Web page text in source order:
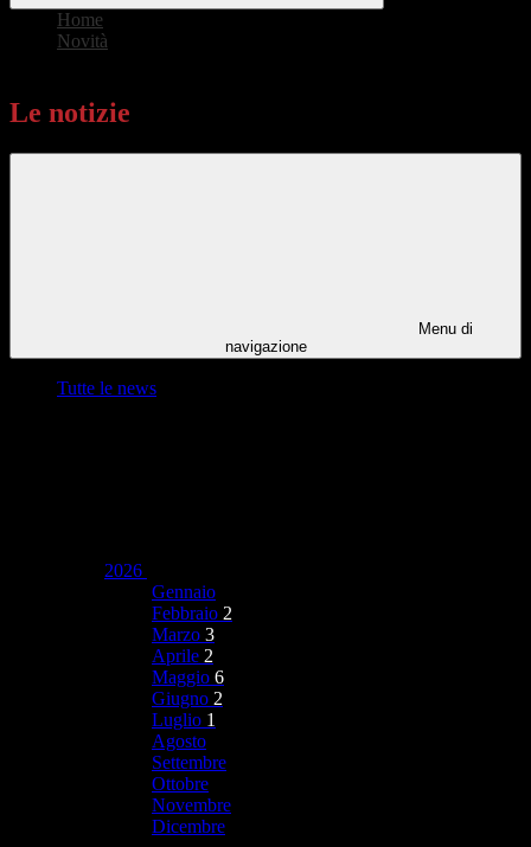
Home
Novità
Le notizie
Menu di
navigazione
Tutte le news
2026
Gennaio
Febbraio 2
Marzo 3
Aprile 2
Maggio 6
Giugno 2
Luglio 1
Agosto
Settembre
Ottobre
Novembre
Dicembre